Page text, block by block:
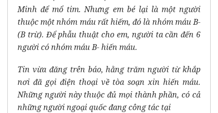
Minh để mổ tim. Nhưng em bé lại là một người
thuộc một nhóm máu rất hiếm, đó là nhóm máu B-
(B trừ). Để phẫu thuật cho em, người ta cần đến 6
người có nhóm máu B- hiến máu.
Tin vừa đăng trên báo, hằng trăm người từ khắp
nơi đã gọi điện thoại về tòa soạn xin hiến máu.
Những người này thuộc đủ mọi thành phần, có cả
những người ngoại quốc đang công tác tại